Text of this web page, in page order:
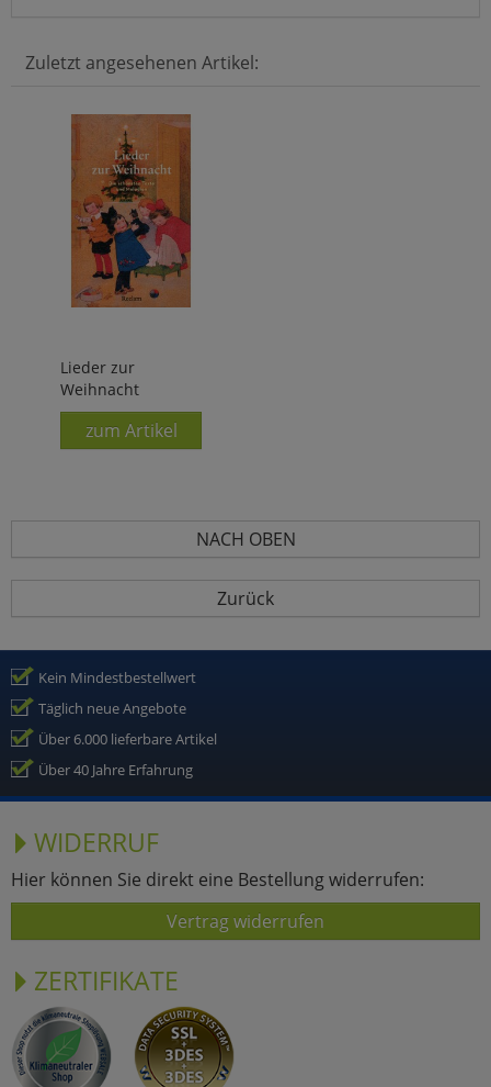
Zuletzt angesehenen Artikel:
Lieder zur
Weihnacht
zum Artikel
NACH OBEN
Zurück
Kein Mindestbestellwert
Täglich neue Angebote
Über 6.000 lieferbare Artikel
Über 40 Jahre Erfahrung
WIDERRUF
Hier können Sie direkt eine Bestellung widerrufen:
Vertrag widerrufen
ZERTIFIKATE